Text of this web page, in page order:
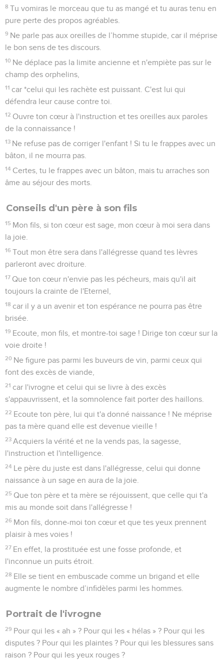
8 Tu vomiras le morceau que tu as mangé et tu auras tenu en
pure perte des propos agréables.
9 Ne parle pas aux oreilles de l’homme stupide, car il méprise
le bon sens de tes discours.
10 Ne déplace pas la limite ancienne et n'empiète pas sur le
champ des orphelins,
11 car *celui qui les rachète est puissant. C'est lui qui
défendra leur cause contre toi.
12 Ouvre ton cœur à l'instruction et tes oreilles aux paroles
de la connaissance !
13 Ne refuse pas de corriger l'enfant ! Si tu le frappes avec un
bâton, il ne mourra pas.
14 Certes, tu le frappes avec un bâton, mais tu arraches son
âme au séjour des morts.
Conseils d'un père à son fils
15 Mon fils, si ton cœur est sage, mon cœur à moi sera dans
la joie.
16 Tout mon être sera dans l'allégresse quand tes lèvres
parleront avec droiture.
17 Que ton cœur n'envie pas les pécheurs, mais qu'il ait
toujours la crainte de l'Eternel,
18 car il y a un avenir et ton espérance ne pourra pas être
brisée.
19 Ecoute, mon fils, et montre-toi sage ! Dirige ton cœur sur la
voie droite !
20 Ne figure pas parmi les buveurs de vin, parmi ceux qui
font des excès de viande,
21 car l'ivrogne et celui qui se livre à des excès
s'appauvrissent, et la somnolence fait porter des haillons.
22 Ecoute ton père, lui qui t'a donné naissance ! Ne méprise
pas ta mère quand elle est devenue vieille !
23 Acquiers la vérité et ne la vends pas, la sagesse,
l'instruction et l'intelligence.
24 Le père du juste est dans l'allégresse, celui qui donne
naissance à un sage en aura de la joie.
25 Que ton père et ta mère se réjouissent, que celle qui t'a
mis au monde soit dans l'allégresse !
26 Mon fils, donne-moi ton cœur et que tes yeux prennent
plaisir à mes voies !
27 En effet, la prostituée est une fosse profonde, et
l'inconnue un puits étroit.
28 Elle se tient en embuscade comme un brigand et elle
augmente le nombre d’infidèles parmi les hommes.
Portrait de l'ivrogne
29 Pour qui les « ah » ? Pour qui les « hélas » ? Pour qui les
disputes ? Pour qui les plaintes ? Pour qui les blessures sans
raison ? Pour qui les yeux rouges ?